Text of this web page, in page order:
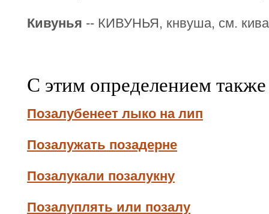
Кивунья -- КИВУНЬЯ, кнвуша, см.
С этим определением
Позалубенеет лыко на лип
Позалужать позадерне
Позалукали позалукну
Позалуплять или позалу